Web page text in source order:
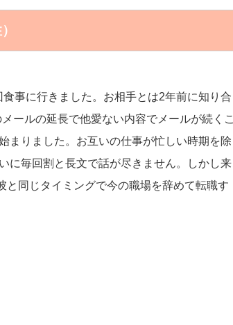
事に行きました。お相手とは2年前に知り合
ールの延長で他愛ない内容でメールが続くこ
まりました。お互いの仕事が忙しい時期を除
に毎回割と長文で話が尽きません。しかし来
同じタイミングで今の職場を辞めて転職す